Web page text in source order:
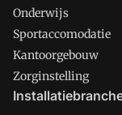
Onderwijs
Sportaccomodatie
Kantoorgebouw
Zorginstelling